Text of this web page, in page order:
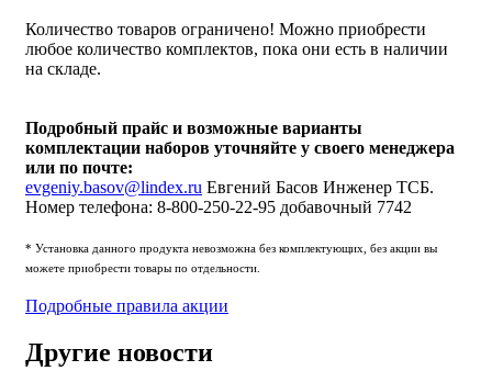
Количество товаров ограничено! Можно приобрести
любое количество комплектов, пока они есть в наличии
на складе.
Подробный прайс и возможные варианты
комплектации наборов уточняйте у своего менеджера
или по почте:
evgeniy.basov@lindex.ru Евгений Басов Инженер ТСБ.
Номер телефона: 8-800-250-22-95 добавочный 7742
* Установка данного продукта невозможна без комплектующих, без акции вы
можете приобрести товары по отдельности.
Подробные правила акции
Другие новости